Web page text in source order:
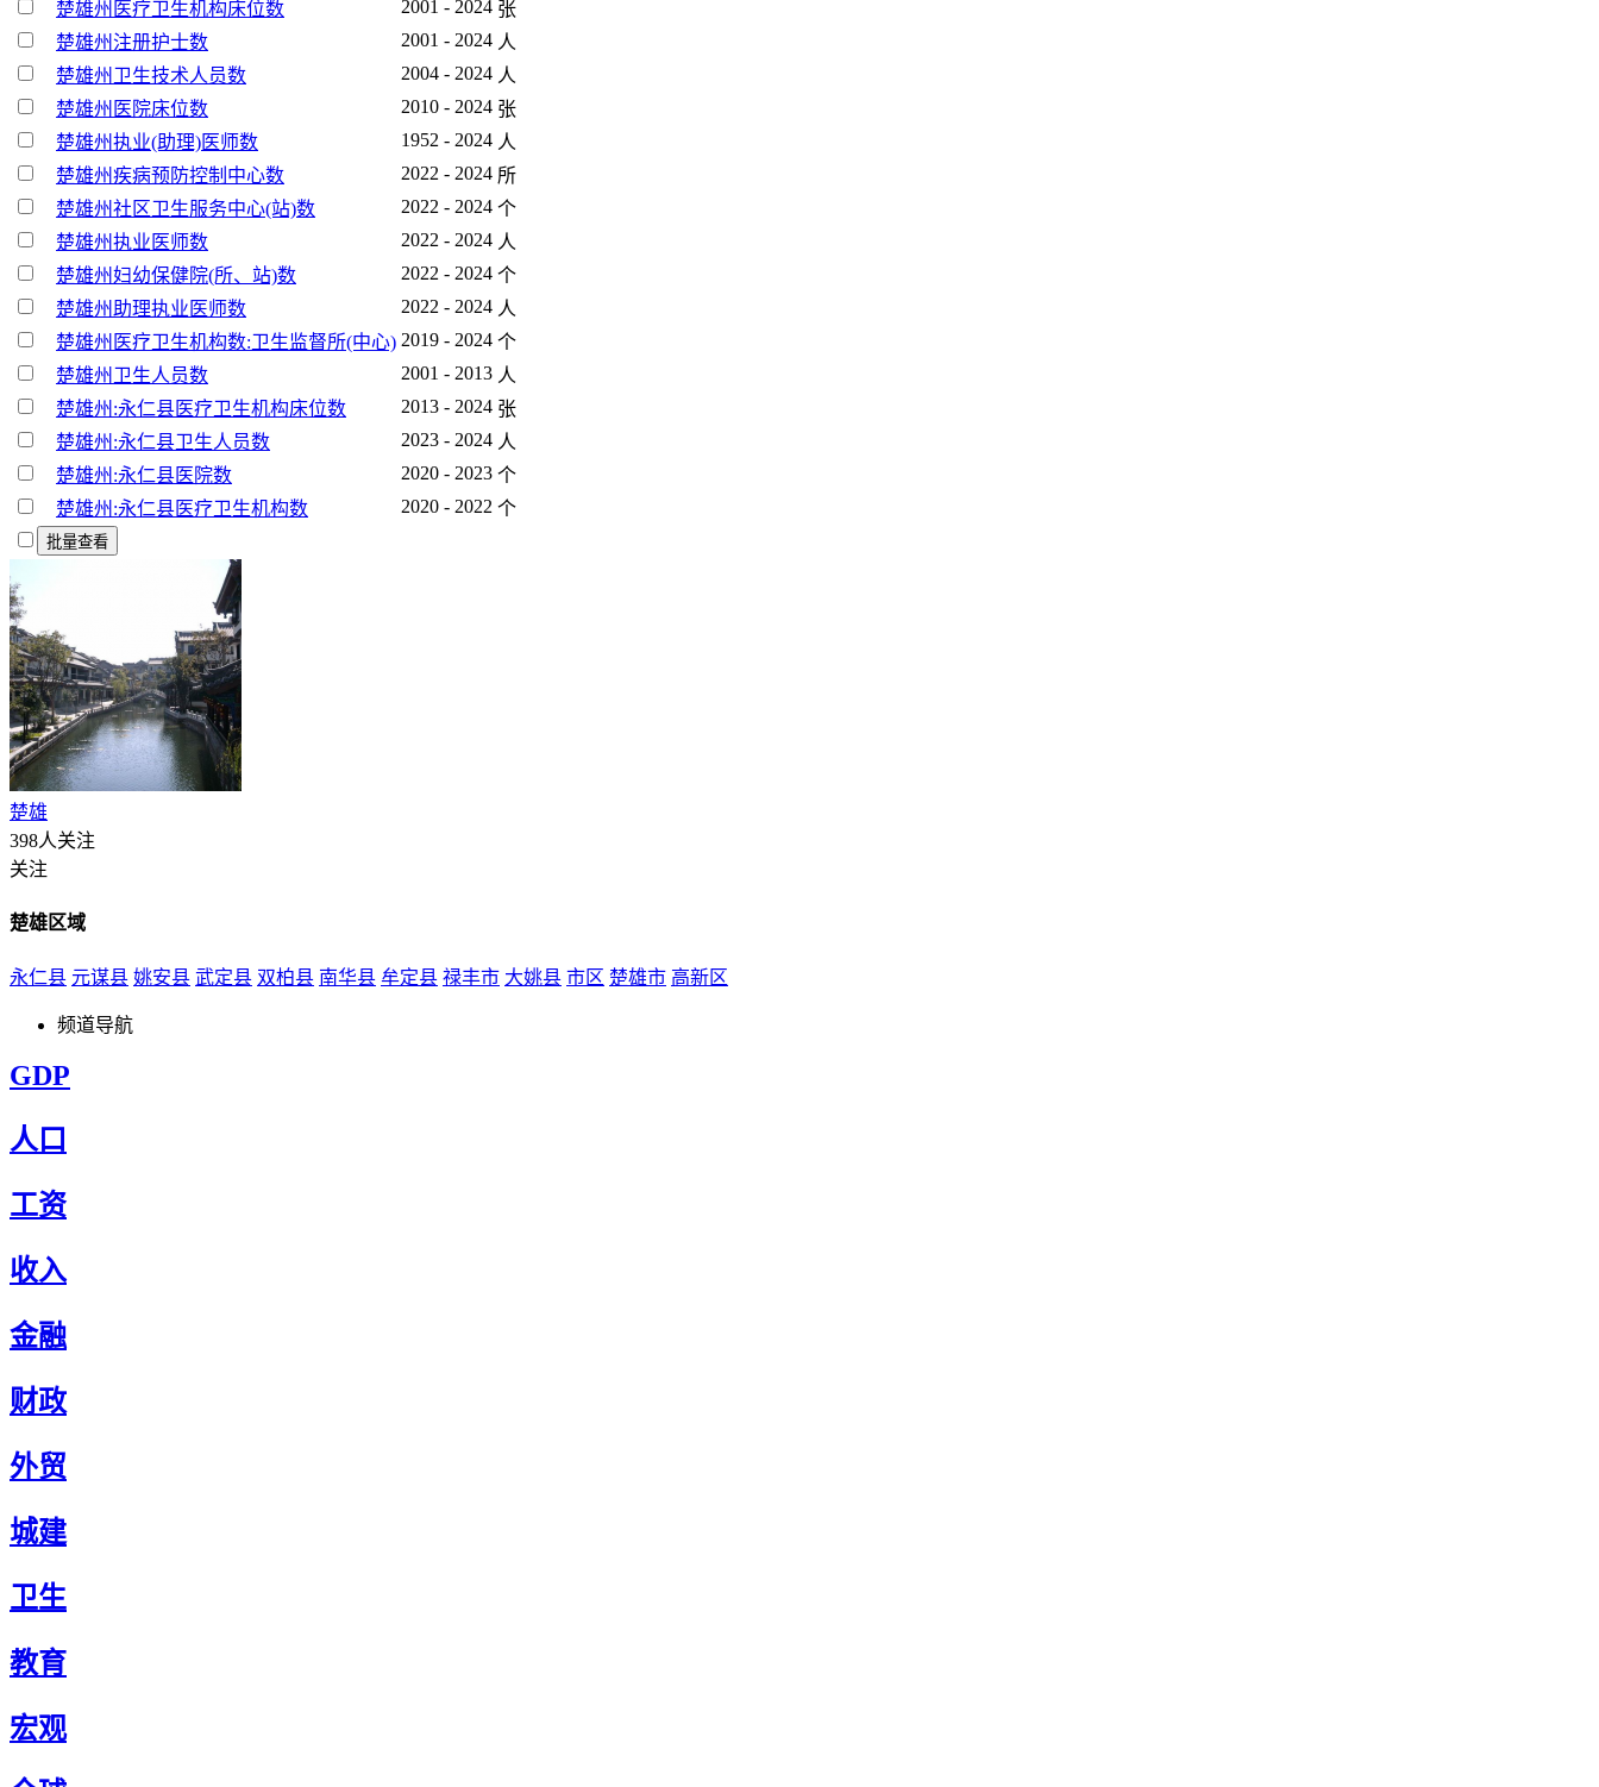
楚雄州医疗卫生机构床位数
2001 - 2024 张
楚雄州注册护士数
2001 - 2024 人
楚雄州卫生技术人员数
2004 - 2024 人
楚雄州医院床位数
2010 - 2024 张
楚雄州执业(助理)医师数
1952 - 2024 人
楚雄州疾病预防控制中心数
2022 - 2024 所
楚雄州社区卫生服务中心(站)数
2022 - 2024 个
楚雄州执业医师数
2022 - 2024 人
楚雄州妇幼保健院(所、站)数
2022 - 2024 个
楚雄州助理执业医师数
2022 - 2024 人
楚雄州医疗卫生机构数:卫生监督所(中心) 2019 - 2024 个
楚雄州卫生人员数
2001 - 2013 人
楚雄州:永仁县医疗卫生机构床位数
2013 - 2024 张
楚雄州:永仁县卫生人员数
2023 - 2024 人
楚雄州:永仁县医院数
2020 - 2023 个
楚雄州:永仁县医疗卫生机构数
2020 - 2022 个
批量查看
楚雄
398人关注
关注
楚雄区域
永仁县 元谋县 姚安县 武定县 双柏县 南华县 牟定县 禄丰市 大姚县 市区 楚雄市 高新区
频道导航
GDP
人口
工资
收入
金融
财政
外贸
城建
卫生
教育
宏观